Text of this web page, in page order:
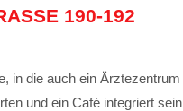
190-192
in die auch ein Ärztezentrum
und ein Café integriert sein